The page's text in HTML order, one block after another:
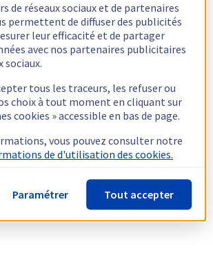
de réseaux sociaux et de partenaires
permettent de diffuser des publicités
leur efficacité et de partager
avec nos partenaires publicitaires
sociaux.
tous les traceurs, les refuser ou
choix à tout moment en cliquant sur
cookies » accessible en bas de page.
vous pouvez consulter notre
de d'utilisation des cookies.
Paramétrer Tout accepter